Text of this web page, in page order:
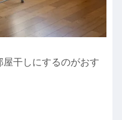
干しにするのがおす